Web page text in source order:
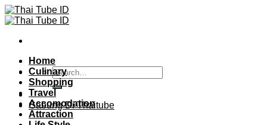
Skip
to
Gabung Di Thaitube
Home
Culinary
Shopping
Travel
Accomodation
Attraction